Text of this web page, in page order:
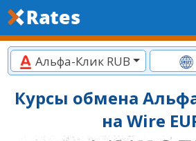
Альфа-Клик RUB
Курсы обмена
на Wire